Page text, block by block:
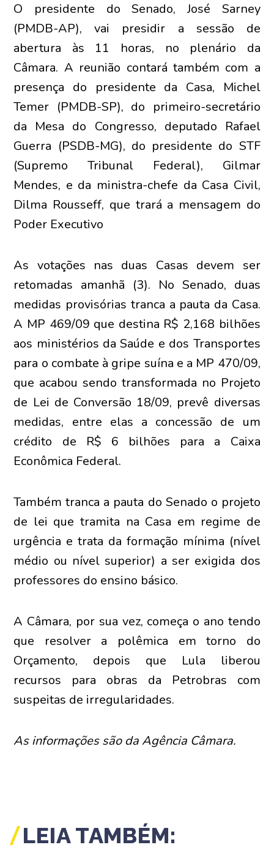
O presidente do Senado, José Sarney
(PMDB-AP), vai presidir a sessão de
abertura às 11 horas, no plenário da
Câmara. A reunião contará também com a
presença do presidente da Casa, Michel
Temer (PMDB-SP), do primeiro-secretário
da Mesa do Congresso, deputado Rafael
Guerra (PSDB-MG), do presidente do STF
(Supremo Tribunal Federal), Gilmar
Mendes, e da ministra-chefe da Casa Civil,
Dilma Rousseff, que trará a mensagem do
Poder Executivo
As votações nas duas Casas devem ser
retomadas amanhã (3). No Senado, duas
medidas provisórias tranca a pauta da Casa.
A MP 469/09 que destina R$ 2,168 bilhões
aos ministérios da Saúde e dos Transportes
para o combate à gripe suína e a MP 470/09,
que acabou sendo transformada no Projeto
de Lei de Conversão 18/09, prevê diversas
medidas, entre elas a concessão de um
crédito de R$ 6 bilhões para a Caixa
Econômica Federal.
Também tranca a pauta do Senado o projeto
de lei que tramita na Casa em regime de
urgência e trata da formação mínima (nível
médio ou nível superior) a ser exigida dos
professores do ensino básico.
A Câmara, por sua vez, começa o ano tendo
que resolver a polêmica em torno do
Orçamento, depois que Lula liberou
recursos para obras da Petrobras com
suspeitas de irregularidades.
As informações são da Agência Câmara.
LEIA TAMBÉM: